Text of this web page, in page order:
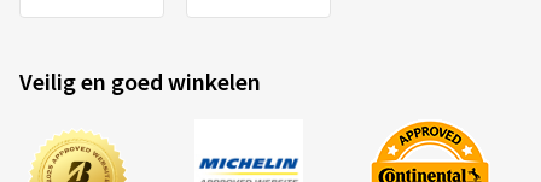
Veilig en goed winkelen